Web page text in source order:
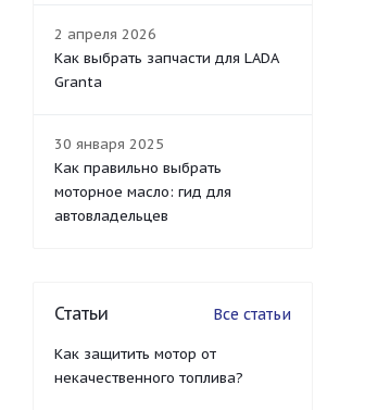
2 апреля 2026
Как выбрать запчасти для LADA
Granta
30 января 2025
Как правильно выбрать
моторное масло: гид для
автовладельцев
Статьи Все статьи
Как защитить мотор от
некачественного топлива?